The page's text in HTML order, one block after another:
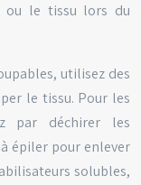
ou le tissu lors du
utilisez des
le tissu. Pour les
par déchirer les
épiler pour enlever
solubles,